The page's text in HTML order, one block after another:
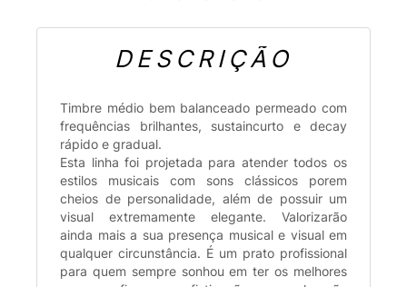
DESCRIÇÃO
Timbre médio bem balanceado permeado com
frequências brilhantes, sustaincurto e decay
rápido e gradual.
Esta linha foi projetada para atender todos os
estilos musicais com sons clássicos porem
cheios de personalidade, além de possuir um
visual extremamente elegante. Valorizarão
ainda mais a sua presença musical e visual em
qualquer circunstância. É um prato profissional
para quem sempre sonhou em ter os melhores